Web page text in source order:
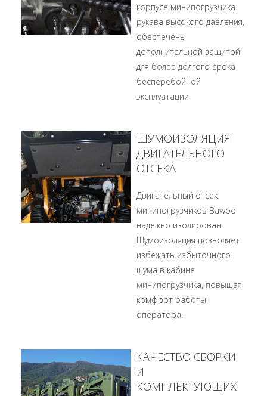
корпусе минипогрузчика
рукава высокого давления,
обеспечены
дополнительной защитой
для более долгого срока
бесперебойной
эксплуатации.
ШУМОИЗОЛЯЦИЯ
ДВИГАТЕЛЬНОГО
ОТСЕКА
Двигательный отсек
минипогрузчиков Bawoo
надежно изолирован.
Шумоизоляция позволяет
избежать избыточного
шума в кабине
минипогрузчика, повышая
комфорт работы
оператора.
КАЧЕСТВО СБОРКИ
И
КОМПЛЕКТУЮЩИХ